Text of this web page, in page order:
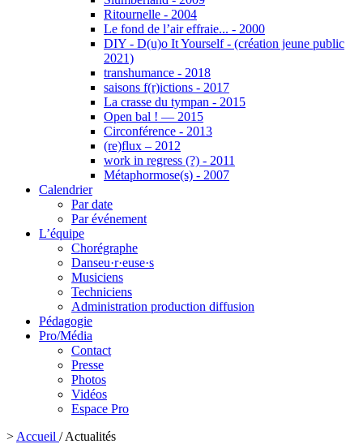
Ritournelle - 2004
Le fond de l’air effraie... - 2000
DIY - D(u)o It Yourself - (création jeune public
2021)
transhumance - 2018
saisons f(r)ictions - 2017
La crasse du tympan - 2015
Open bal ! — 2015
Circonférence - 2013
(re)flux – 2012
work in regress (?) - 2011
Métaphormose(s) - 2007
Calendrier
Par date
Par événement
L’équipe
Chorégraphe
Danseu·r·euse·s
Musiciens
Techniciens
Administration production diffusion
Pédagogie
Pro/Média
Contact
Presse
Photos
Vidéos
Espace Pro
> Accueil /Actualités